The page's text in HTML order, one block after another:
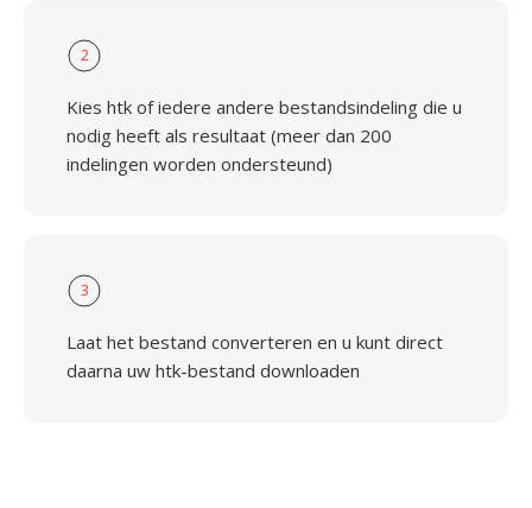
2
Kies htk of iedere andere bestandsindeling die u
nodig heeft als resultaat (meer dan 200
indelingen worden ondersteund)
3
Laat het bestand converteren en u kunt direct
daarna uw htk-bestand downloaden